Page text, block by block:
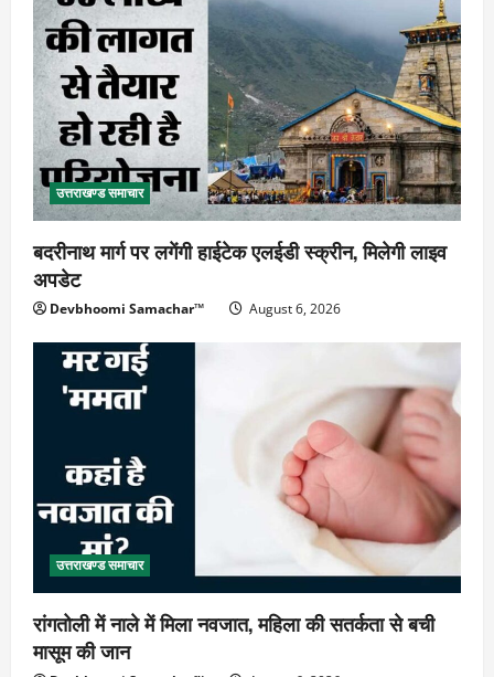
उत्तराखण्ड समाचार
बदरीनाथ मार्ग पर लगेंगी हाईटेक एलईडी स्क्रीन, मिलेगी लाइव
अपडेट
Devbhoomi Samachar™ August 6, 2026
उत्तराखण्ड समाचार
रांगतोली में नाले में मिला नवजात, महिला की सतर्कता से बची
मासूम की जान